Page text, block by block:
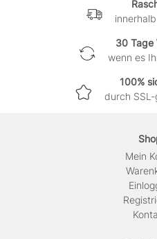
30 Tage
wenn es
100%
durch
Mein